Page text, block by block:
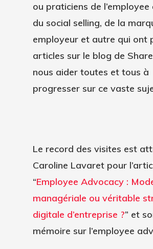
ou praticiens de
du social selling, de la
employeur et autre qui ont
articles sur le blog de
nous aider toutes et tous à
progresser sur ce vaste
Le record des visites est
Caroline Lavaret pour
“Employee Advocacy :
managériale ou véritable
digitale d’entreprise ?” et
mémoire sur l’employee